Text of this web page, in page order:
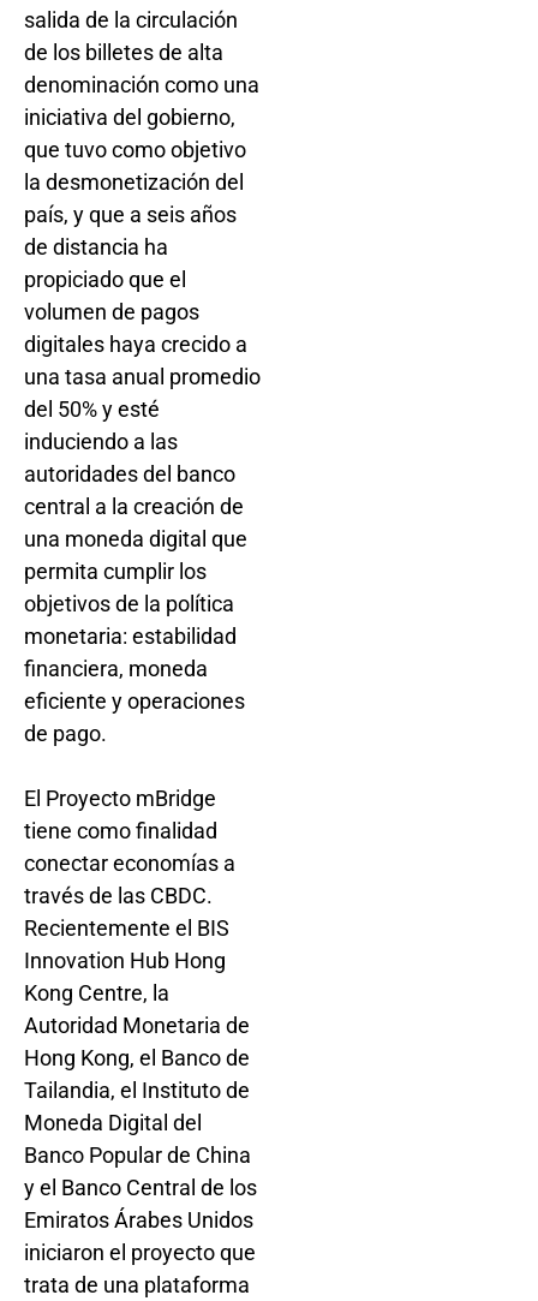
salida de la circulación
de los billetes de alta
denominación como una
iniciativa del gobierno,
que tuvo como objetivo
la desmonetización del
país, y que a seis años
de distancia ha
propiciado que el
volumen de pagos
digitales haya crecido a
una tasa anual promedio
del 50% y esté
induciendo a las
autoridades del banco
central a la creación de
una moneda digital que
permita cumplir los
objetivos de la política
monetaria: estabilidad
financiera, moneda
eficiente y operaciones
de pago.
El Proyecto mBridge
tiene como finalidad
conectar economías a
través de las CBDC.
Recientemente el BIS
Innovation Hub Hong
Kong Centre, la
Autoridad Monetaria de
Hong Kong, el Banco de
Tailandia, el Instituto de
Moneda Digital del
Banco Popular de China
y el Banco Central de los
Emiratos Árabes Unidos
iniciaron el proyecto que
trata de una plataforma